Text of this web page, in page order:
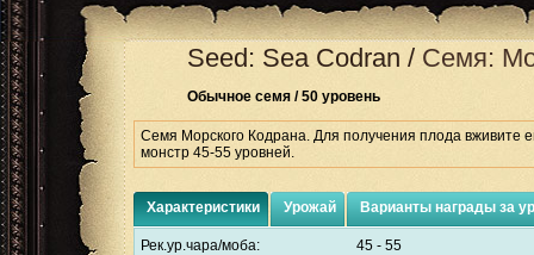
Seed: Sea Codran / Семя:
Обычное семя / 50 уровень
Семя Морского Кодрана. Для получения плода вживите
монстр 45-55 уровней.
Характеристики Урожай Варианты награды за
Рек.ур.чара/моба: 45 - 55